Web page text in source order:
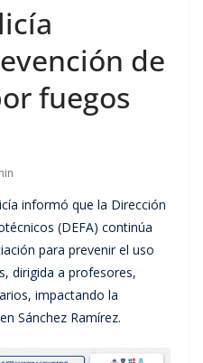
de
fuegos
informó que la Dirección
(DEFA) continúa
para prevenir el uso
dirigida a profesores,
impactando la
Sánchez Ramírez.